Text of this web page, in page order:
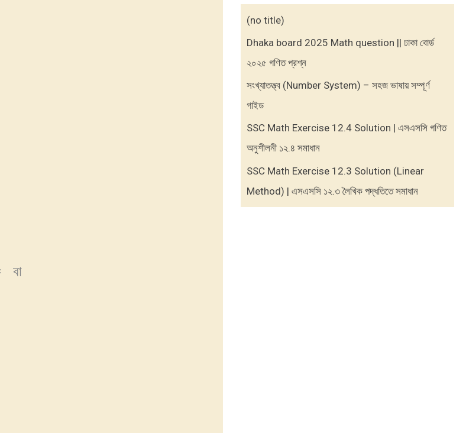
বা
(no title)
Dhaka board 2025 Math question || ঢাকা বোর্ড
২০২৫ গণিত প্রশ্ন
সংখ্যাতত্ত্ব (Number System) – সহজ ভাষায় সম্পূর্ণ
গাইড
SSC Math Exercise 12.4 Solution | এসএসসি গণিত
অনুশীলনী ১২.৪ সমাধান
SSC Math Exercise 12.3 Solution (Linear
Method) | এসএসসি ১২.৩ লৈখিক পদ্ধতিতে সমাধান